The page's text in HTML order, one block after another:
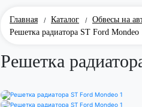
Главная / Каталог / Обвесы на
Решетка радиатора ST Ford Mondeo
Решетка